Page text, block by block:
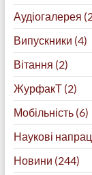
Аудіогалерея
Випускники (4)
Вітання (2)
ЖурфакТ(2)
Мобільність(6)
Наукові
Новини (244)